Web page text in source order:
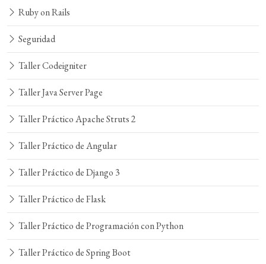
Ruby on Rails
Seguridad
Taller Codeigniter
Taller Java Server Page
Taller Práctico Apache Struts 2
Taller Práctico de Angular
Taller Práctico de Django 3
Taller Práctico de Flask
Taller Práctico de Programación con Python
Taller Práctico de Spring Boot